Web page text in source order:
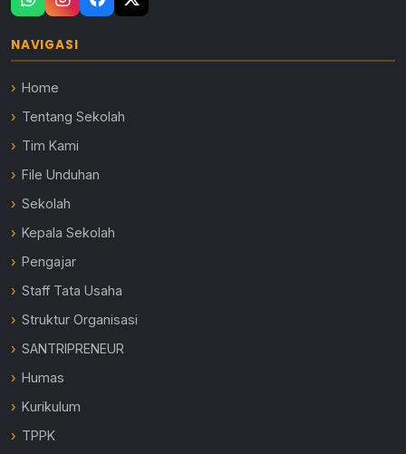
NAVIGASI
Home
Tentang Sekolah
Tim Kami
File Unduhan
Sekolah
Kepala Sekolah
Pengajar
Staff Tata Usaha
Struktur Organisasi
SANTRIPRENEUR
Humas
Kurikulum
TPPK